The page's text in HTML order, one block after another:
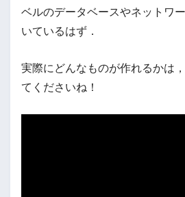
ベルのデータベースやネットワ
いているはず．
実際にどんなものが作れるかは
てくださいね！